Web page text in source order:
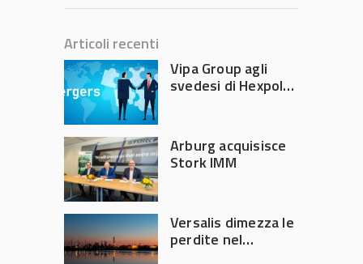
Articoli recenti
Vipa Group agli
svedesi di Hexpol
Arburg acquisisce
Stork IMM
Versalis dimezza le
perdite nel